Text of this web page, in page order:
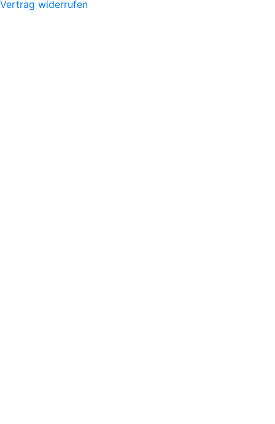
Vertrag widerrufen